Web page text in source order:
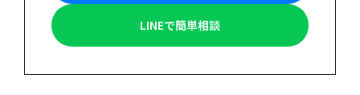
LINEで簡単相談